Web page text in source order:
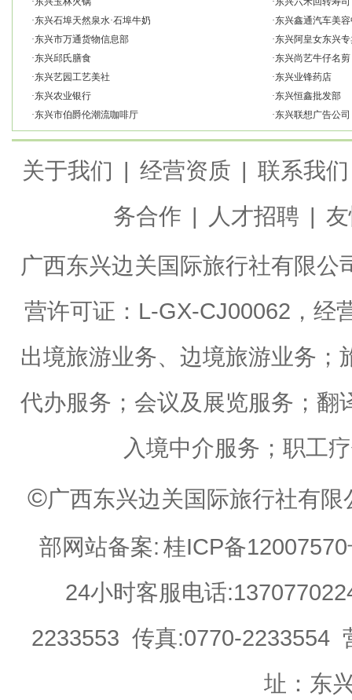
·东兴石埠天然泉水·石埠牛奶 ·东兴鑫通汽车美
·东兴市万通货物信息部 ·东兴阿皇女东兴
·东兴邱氏膳食 ·东兴尚艺牛仔名剪
·东兴艺园工艺美社 ·东兴业锋药店
·东兴农业银行 ·东兴恒鑫批发部
·东兴市伯爵伦潮流咖啡厅 ·东兴联想广告公司
关于我们 | 经营资质 | 联系我们
务合作 | 人才招聘 |
广西东兴边关国际旅行社有限
营许可证：L-GX-CJ00062，经
出境旅游业务、边境旅游业务
代办服务；会议及展览服务；翻
入境中介服务；职工
©广西东兴边关国际旅行社有
部网站备案: 桂ICP备
24小时客服电话
2233553 传真:0770-2233554
址：东